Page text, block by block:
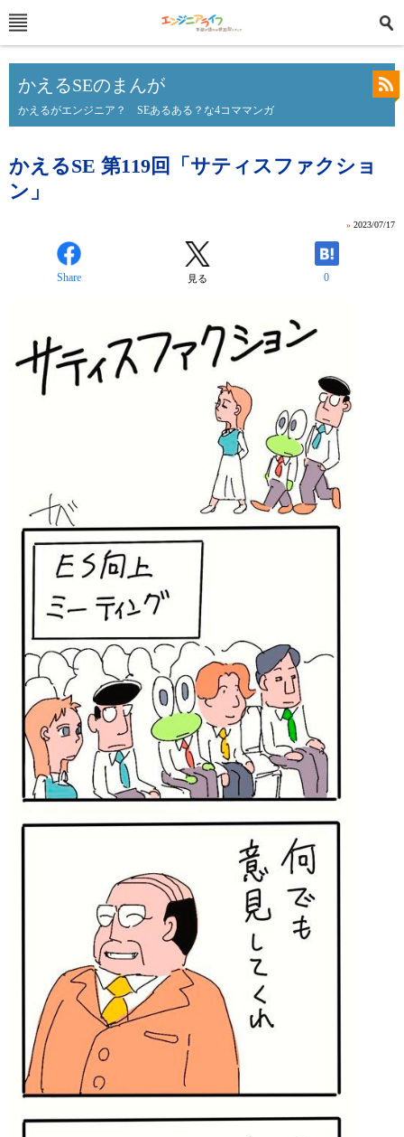
かえるSEのまんが
かえるがエンジニア？ SEあるある？な4コママンガ
かえるSE 第119回「サティスファクショ
ン」
» 2023/07/17
Share 見る 0